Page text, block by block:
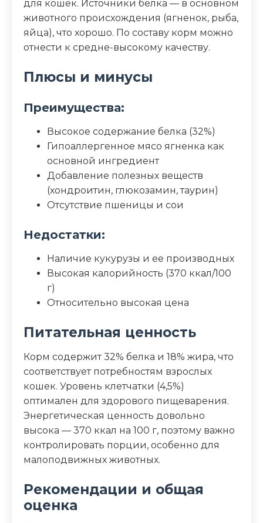
Зола (%) 6.5
Влага (%) 8
для кошек. Источники белка — в основном
животного происхождения (ягненок, рыба,
яйца), что хорошо. По составу корм можно
отнести к средне-высокому качеству.
Плюсы и минусы
Преимущества:
Высокое содержание белка (32%)
Гипоаллергенное мясо ягненка как
основной ингредиент
Добавление полезных веществ
(хондроитин, глюкозамин, таурин)
Отсутствие пшеницы и сои
Недостатки:
Наличие кукурузы и ее производных
Высокая калорийность (370 ккал/100
г)
Относительно высокая цена
Питательная ценность
Корм содержит 32% белка и 18% жира, что
соответствует потребностям взрослых
кошек. Уровень клетчатки (4,5%)
оптимален для здорового пищеварения.
Энергетическая ценность довольно
высока — 370 ккал на 100 г, поэтому важно
контролировать порции, особенно для
малоподвижных животных.
Рекомендации и общая
оценка